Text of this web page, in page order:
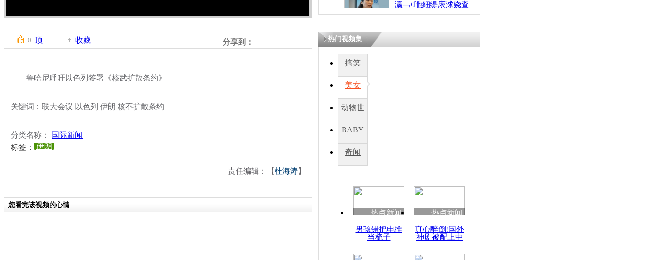
瀛﹁€咃細缇庡浗娆查
€间笢鍗椾簹涓庝腑鍥
瘑灞€
0 顶 收藏 分享到：
鲁哈尼呼吁以色列签署《核武扩散条约》
关键词：联大会议 以色列 伊朗 核不扩散条约
分类名称：
国际新闻
标签：
伊朗
责任编辑：【杜海涛】
您看完该视频的心情
热门视频集
搞笑
美女
动物世
BABY
秀
奇闻
热点新闻
男孩错把电推
当梳子
热点新闻
真心醉倒!国外
神剧被配上中